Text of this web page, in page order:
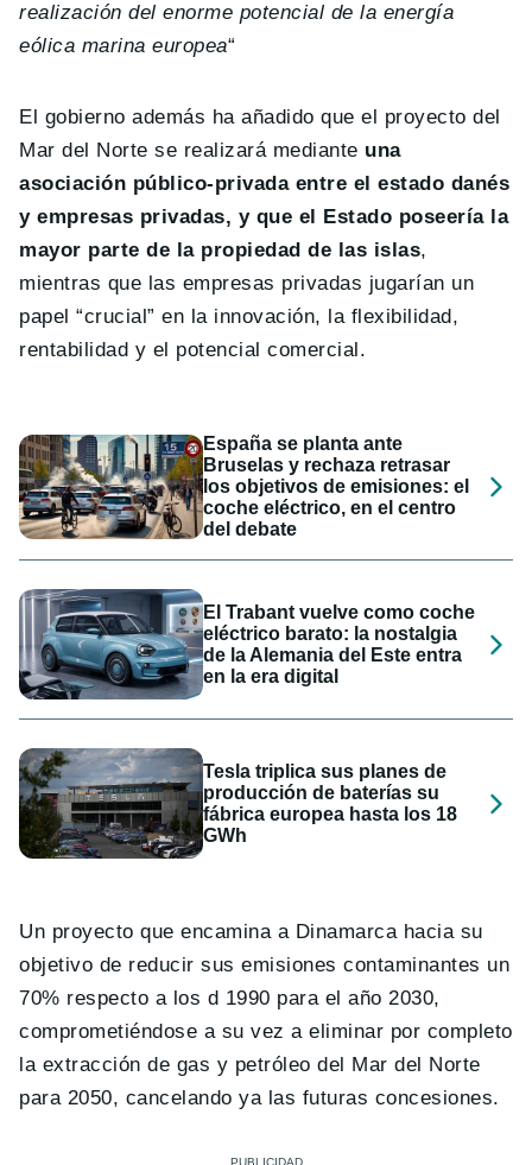
realización del enorme potencial de la energía
eólica marina europea“
El gobierno además ha añadido que el proyecto del
Mar del Norte se realizará mediante una
asociación público-privada entre el estado danés
y empresas privadas, y que el Estado poseería la
mayor parte de la propiedad de las islas,
mientras que las empresas privadas jugarían un
papel “crucial” en la innovación, la flexibilidad,
rentabilidad y el potencial comercial.
España se planta ante
Bruselas y rechaza retrasar
los objetivos de emisiones: el
coche eléctrico, en el centro
del debate
El Trabant vuelve como coche
eléctrico barato: la nostalgia
de la Alemania del Este entra
en la era digital
Tesla triplica sus planes de
producción de baterías su
fábrica europea hasta los 18
GWh
Un proyecto que encamina a Dinamarca hacia su
objetivo de reducir sus emisiones contaminantes un
70% respecto a los d 1990 para el año 2030,
comprometiéndose a su vez a eliminar por completo
la extracción de gas y petróleo del Mar del Norte
para 2050, cancelando ya las futuras concesiones.